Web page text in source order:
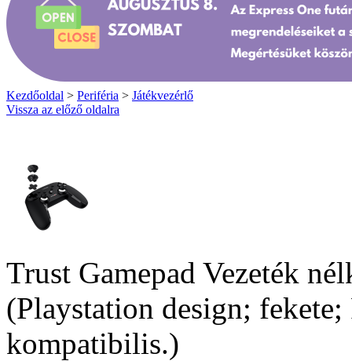
Kezdőoldal > Periféria > Játékvezérlő
Vissza az előző oldalra
Trust Gamepad Vezeték
(Playstation design;
kompatibilis.)